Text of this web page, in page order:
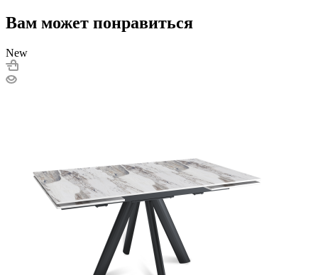
Вам может понравиться
New